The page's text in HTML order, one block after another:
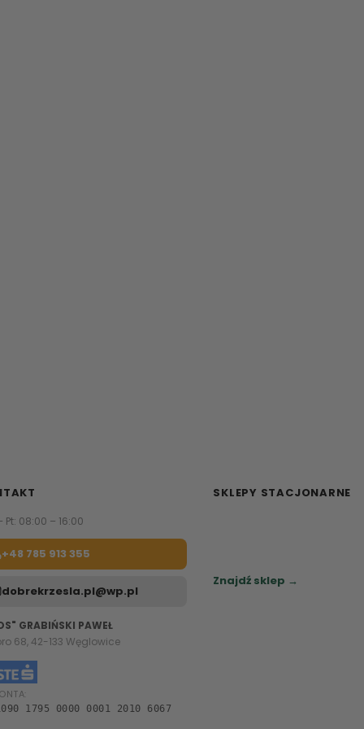
Pt: 08:00 – 16:00
+48 785 913 355
dobrekrzesla.pl@wp.pl
GRABIŃSKI PAWEŁ
68, 42-133 Węglowice
1795 0000 0001 2010 6067
SKLEPY STACJONARNE
Znajdź sklep →